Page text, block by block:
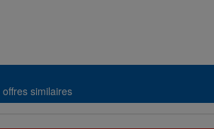
similaires